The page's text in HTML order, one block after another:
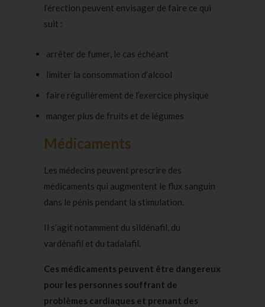
l’érection peuvent envisager de faire ce qui
suit :
arrêter de fumer, le cas échéant
limiter la consommation d’alcool
faire régulièrement de l’exercice physique
manger plus de fruits et de légumes
Médicaments
Les médecins peuvent prescrire des
médicaments qui augmentent le flux sanguin
dans le pénis pendant la stimulation.
Il s’agit notamment du sildénafil, du
vardénafil et du tadalafil.
Ces médicaments peuvent être dangereux
pour les personnes souffrant de
problèmes cardiaques et prenant des